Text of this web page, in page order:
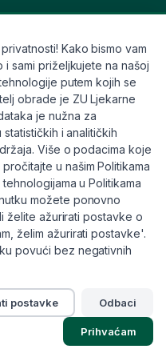
Kako bismo vam
sami priželjkujete na našoj
putem kojih se
obrade je ZU Ljekarne
je nužna za
i analitičkih
Više o podacima koje
u našim Politikama
u Politikama
možete ponovno
želite ažurirati postavke o
želim ažurirati postavke'.
povući bez negativnih
postavke Odbaci
Prihvaćam